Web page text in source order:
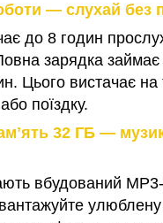
— слухай без
до 8 годин
зарядка
Цього вистачає
поїздку.
32 ГБ —
вбудований